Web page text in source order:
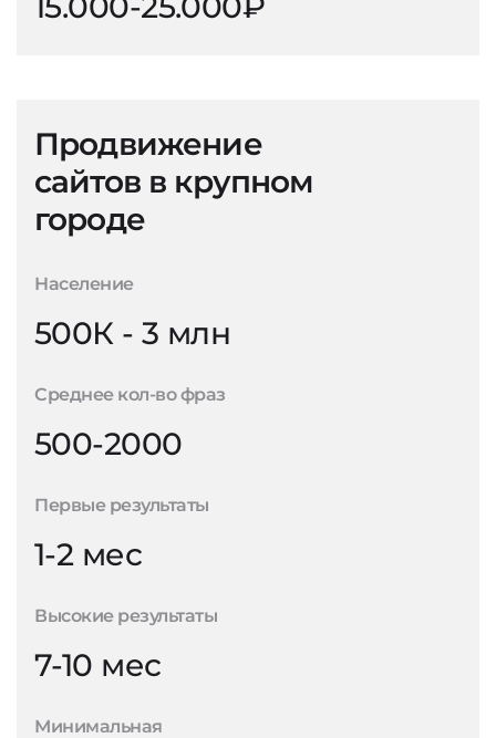
Продвижение
сайтов в крупном
городе
Население
500К - 3 млн
Среднее кол-во фраз
500-2000
Первые результаты
1-2 мес
Высокие результаты
7-10 мес
Минимальная